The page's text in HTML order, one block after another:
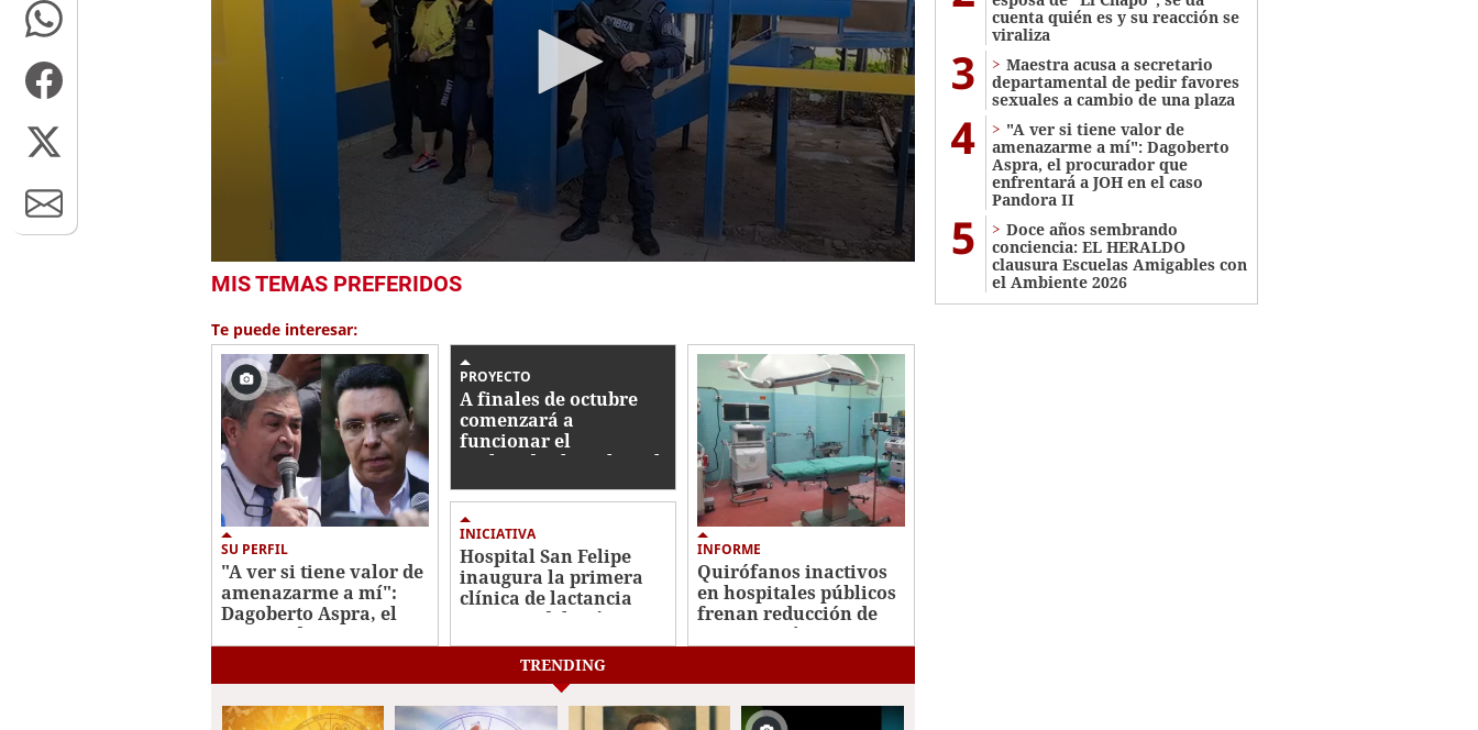
seconds
27
secondsVolume
0%
MIS TEMAS PREFERIDOS
Te puede interesar:
SU PERFIL
"A ver si tiene valor de
amenazarme a mí":
Dagoberto Aspra, el
procurador que
PROYECTO
A finales de octubre
comenzará a
funcionar el
acelerador lineal en el
INICIATIVA
Hospital San Felipe
inaugura la primera
clínica de lactancia
materna del país
INFORME
Quirófanos inactivos
en hospitales públicos
frenan reducción de
mora quirúrgica
cuenta quién es y su reacción se
viraliza
3
Maestra acusa a secretario
departamental de pedir favores
sexuales a cambio de una plaza
4
"A ver si tiene valor de
amenazarme a mí": Dagoberto
Aspra, el procurador que
enfrentará a JOH en el caso
Pandora II
5
Doce años sembrando
conciencia: EL HERALDO
clausura Escuelas Amigables con
el Ambiente 2026
TRENDING